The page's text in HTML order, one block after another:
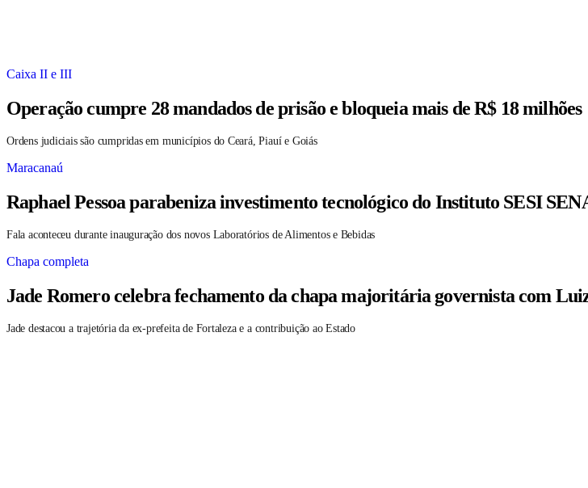
Caixa II e III
Operação cumpre 28 mandados de prisão e bloqueia mais de R$ 18 milhões
Ordens judiciais são cumpridas em municípios do Ceará, Piauí e Goiás
Maracanaú
Raphael Pessoa parabeniza investimento tecnológico do Instituto SESI
Fala aconteceu durante inauguração dos novos Laboratórios de Alimentos e Bebidas
Chapa completa
Jade Romero celebra fechamento da chapa majoritária governista com
Jade destacou a trajetória da ex-prefeita de Fortaleza e a contribuição ao Estado